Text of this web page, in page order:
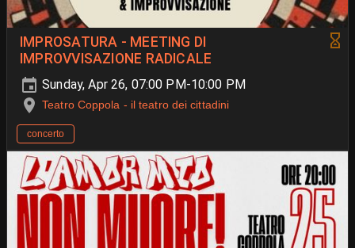
IMPROSATURA - MEETING DI
IMPROVVISAZIONE RADICALE
Sunday, Apr 26, 07:00 PM-10:00 PM
Teatro Coppola - il teatro dei cittadini
concerto